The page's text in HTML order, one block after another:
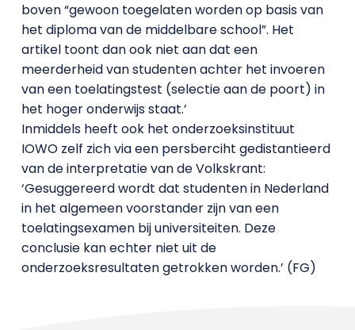
boven “gewoon toegelaten worden op basis van
het diploma van de middelbare school”. Het
artikel toont dan ook niet aan dat een
meerderheid van studenten achter het invoeren
van een toelatingstest (selectie aan de poort) in
het hoger onderwijs staat.’
Inmiddels heeft ook het onderzoeksinstituut
IOWO zelf zich via een persberciht gedistantieerd
van de interpretatie van de Volkskrant:
‘Gesuggereerd wordt dat studenten in Nederland
in het algemeen voorstander zijn van een
toelatingsexamen bij universiteiten. Deze
conclusie kan echter niet uit de
onderzoeksresultaten getrokken worden.’ (FG)